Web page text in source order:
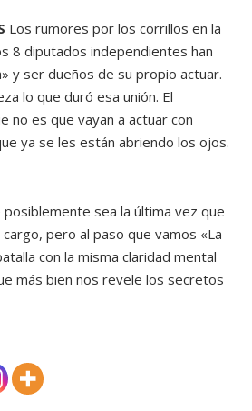
Los rumores por los corrillos en la
8 diputados independientes han
y ser dueños de su propio actuar.
lo que duró esa unión. El
no es que vayan a actuar con
ya se les están abriendo los ojos.
posiblemente sea la última vez que
pero al paso que vamos «La
con la misma claridad mental
más bien nos revele los secretos